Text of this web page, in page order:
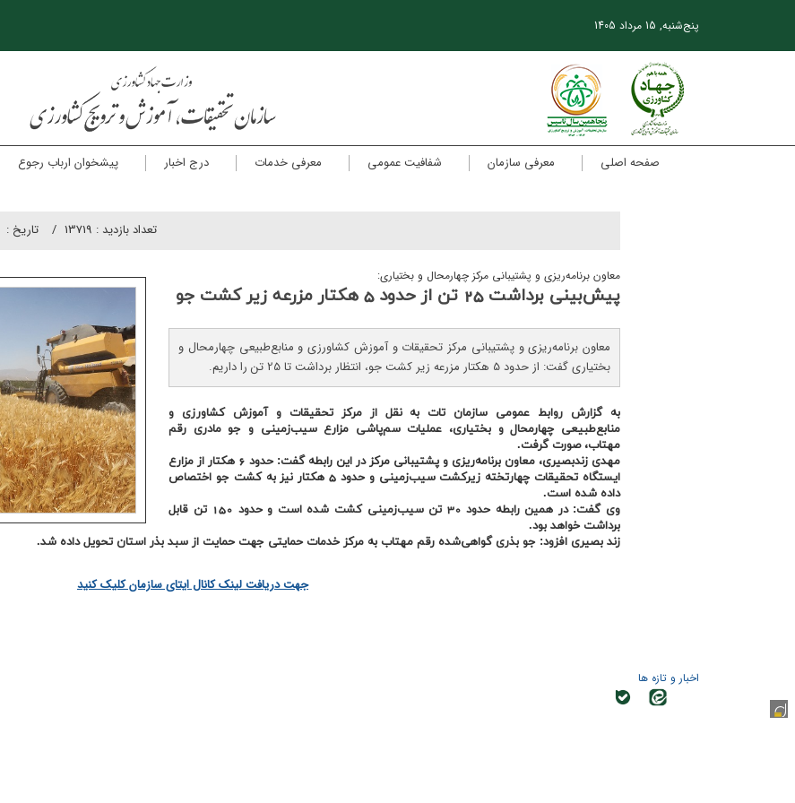
پنج‌شنبه, 15 مرداد 1405
صفحه اصلی معرفی سازمان شفافیت عمومی معرفی خدمات درج اخبار پیشخوان ارباب رجوع
تاريخ : تعداد بازدید : 13719
معاون برنامه‌ریزی و پشتیبانی مرکز چهارمحال و بختیاری:
پیش‌بینی برداشت 25 تن از حدود 5 هكتار مزرعه زیر كشت جو
معاون برنامه‌ریزی و پشتیبانی مرکز تحقیقات و آموزش کشاورزی و منابع‌طبیعی چهارمحال و
بختیاری گفت: از حدود 5 هکتار مزرعه زیر کشت جو، انتظار برداشت تا 25 تن را داریم.
به گزارش روابط عمومی سازمان تات به نقل از مرکز تحقیقات و آموزش کشاورزی و
منابع‌طبیعی چهارمحال و بختیاری، عملیات سم‌پاشی مزارع سیب‌زمینی و جو مادری رقم
مهتاب، صورت گرفت.
مهدی زندبصیری، معاون برنامه‌ریزی و پشتیبانی مرکز در این رابطه گفت: حدود 6 هکتار از مزارع
ایستگاه تحقیقات چهارتخته زیرکشت سیب‌زمینی و حدود 5 هکتار نیز به کشت جو اختصاص
داده شده است.
وی گفت: در همین رابطه حدود 30 تن سیب‌زمینی کشت شده است و حدود 150 تن قابل
برداشت خواهد بود.
زند بصیری افزود: جو بذری گواهی‌شده رقم مهتاب به مرکز خدمات حمایتی جهت حمایت از سبد بذر استان تحویل داده شد.
جهت دریافت لینک کانال ایتای سازمان کلیک کنید
اخبار و تازه ها